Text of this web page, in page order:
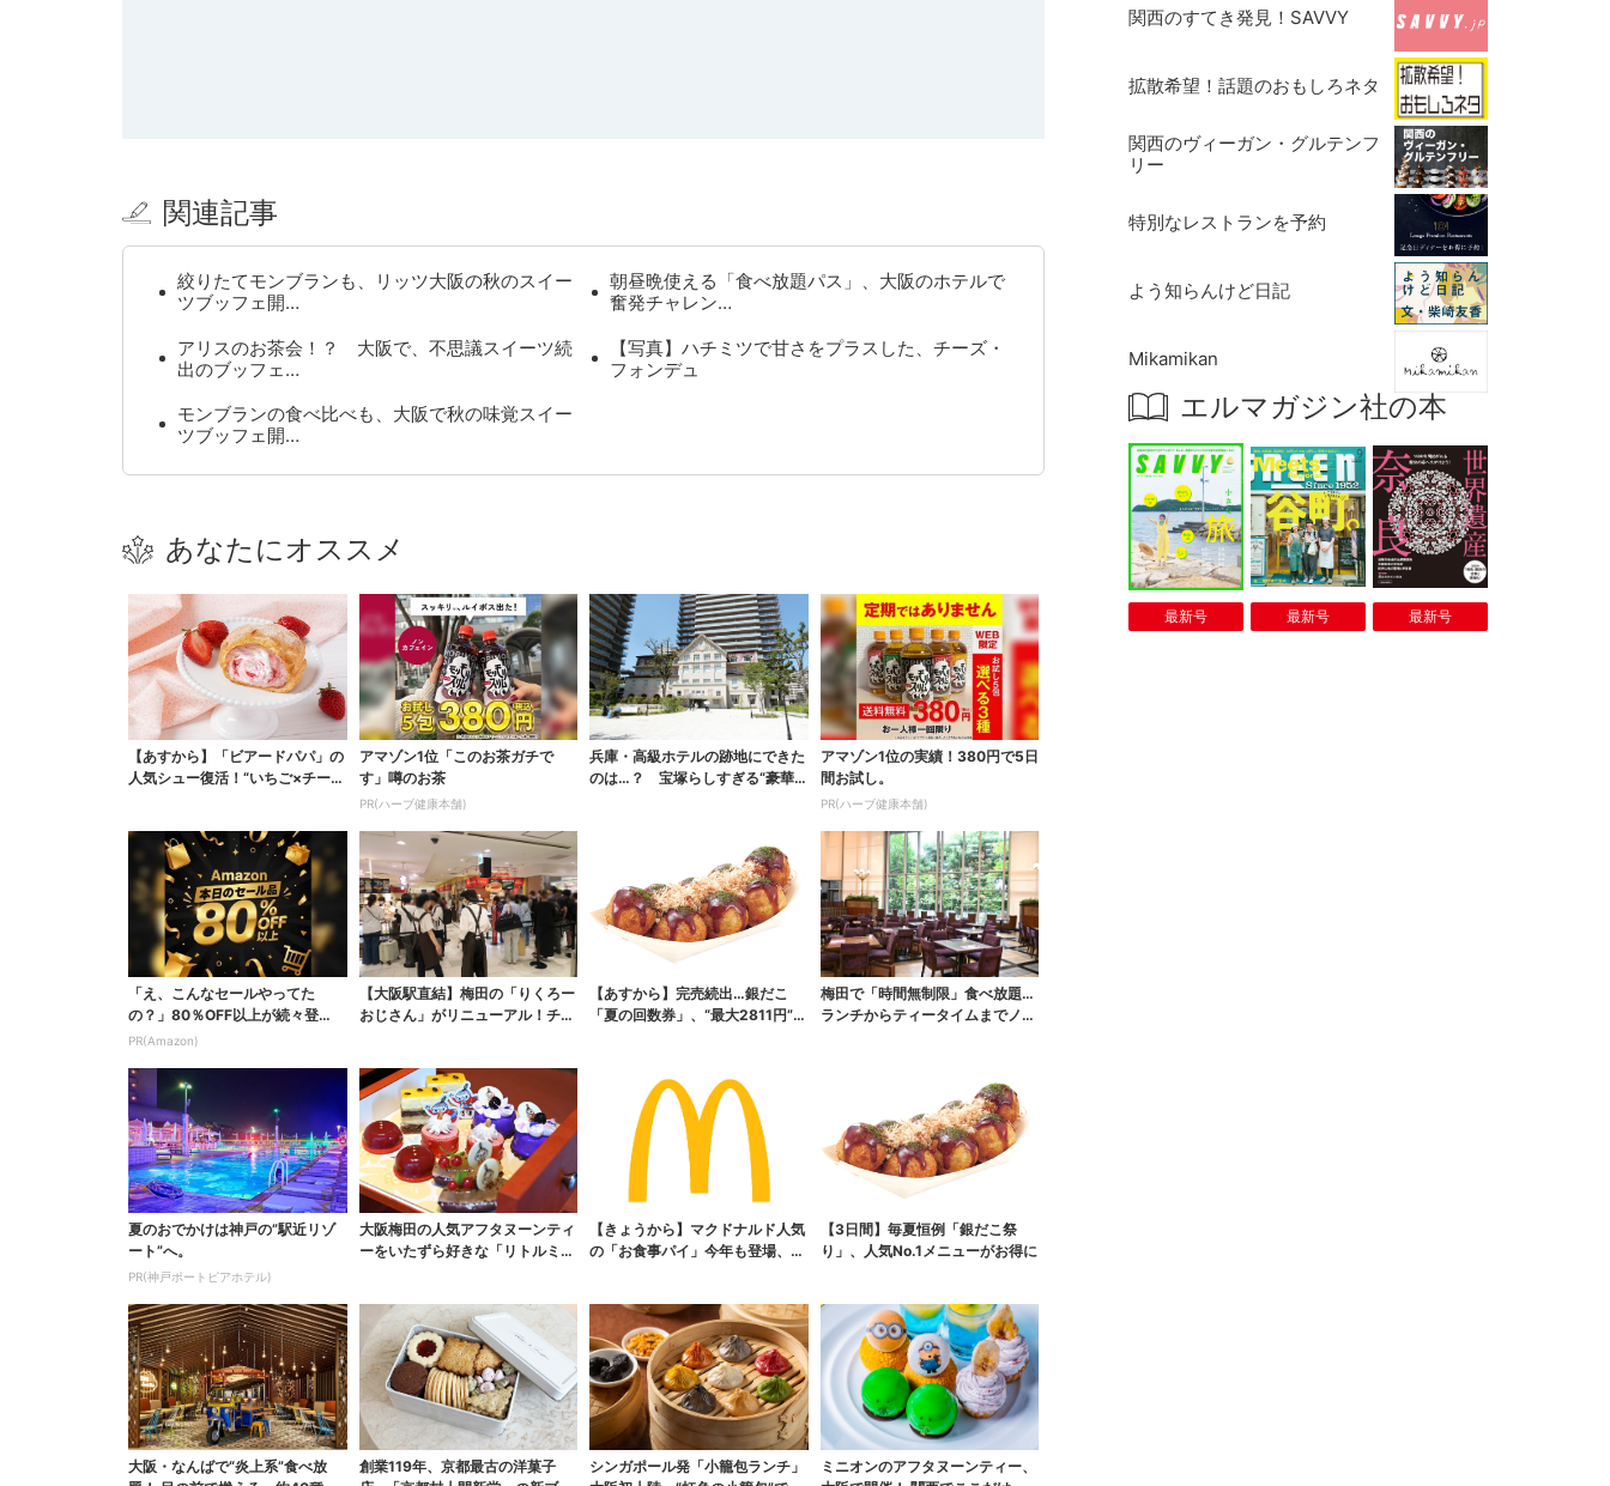
関連記事
絞りたてモンブランも、リッツ大阪の秋のスイー
ツブッフェ開…
朝昼晩使える「食べ放題パス」、大阪のホテルで
奮発チャレン…
アリスのお茶会！？ 大阪で、不思議スイーツ続
出のブッフェ…
【写真】ハチミツで甘さをプラスした、チーズ・
フォンデュ
モンブランの食べ比べも、大阪で秋の味覚スイー
ツブッフェ開…
あなたにオススメ
【あすから】「ビアードパパ」の
人気シュー復活！“いちご×チーズ
アマゾン1位「このお茶ガチで
す」噂のお茶
PR(ハーブ健康本舗)
兵庫・高級ホテルの跡地にできた
のは…？ 宝塚らしすぎる“豪華
アマゾン1位の実績！380円で5日
間お試し。
PR(ハーブ健康本舗)
「え、こんなセールやってた
の？」80％OFF以上が続々登
場！Amazonの本気が...
PR(Amazon)
【大阪駅直結】梅田の「りくろー
おじさん」がリニューアル！チー
【あすから】完売続出…銀だこ
「夏の回数券」、“最大2811円”お
梅田で「時間無制限」食べ放題…
ランチからティータイムまでノン
夏のおでかけは神戸の”駅近リゾ
ート”へ。
PR(神戸ポートピアホテル)
大阪梅田の人気アフタヌーンティ
ーをいたずら好きな「リトルミ
【きょうから】マクドナルド人気
の「お食事パイ」今年も登場、
【3日間】毎夏恒例「銀だこ祭
り」、人気No.1メニューがお得に
大阪・なんばで“炎上系”食べ放
創業119年、京都最古の洋菓子
シンガポール発「小籠包ランチ」
ミニオンのアフタヌーンティー、
関西のすてき発見！SAVVY
拡散希望！話題のおもしろネタ
関西のヴィーガン・グルテンフ
リー
特別なレストランを予約
よう知らんけど日記
Mikamikan
エルマガジン社の本
最新号 最新号 最新号